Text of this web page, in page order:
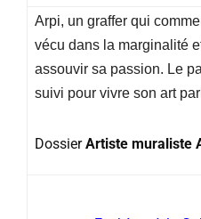
Arpi, un graffer qui
vécu dans la marginalité
assouvir sa passion. Le
suivi pour vivre son art
DossierArtiste muraliste